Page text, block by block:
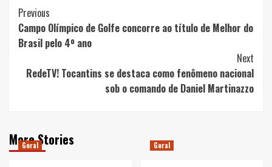
Post
Navigation
Previous
Campo Olímpico de Golfe concorre ao título de Melhor do
Brasil pelo 4º ano
Next
RedeTV! Tocantins se destaca como fenômeno nacional
sob o comando de Daniel Martinazzo
More Stories
Geral Geral